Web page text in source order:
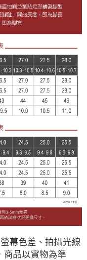
幕色差、拍攝光線
商品以實物為準